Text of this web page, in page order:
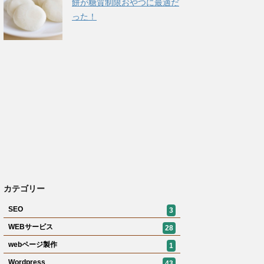
餅が糖質制限おやつに最適だ
った！
カテゴリー
SEO
3
WEBサービス
28
webページ製作
1
Wordpress